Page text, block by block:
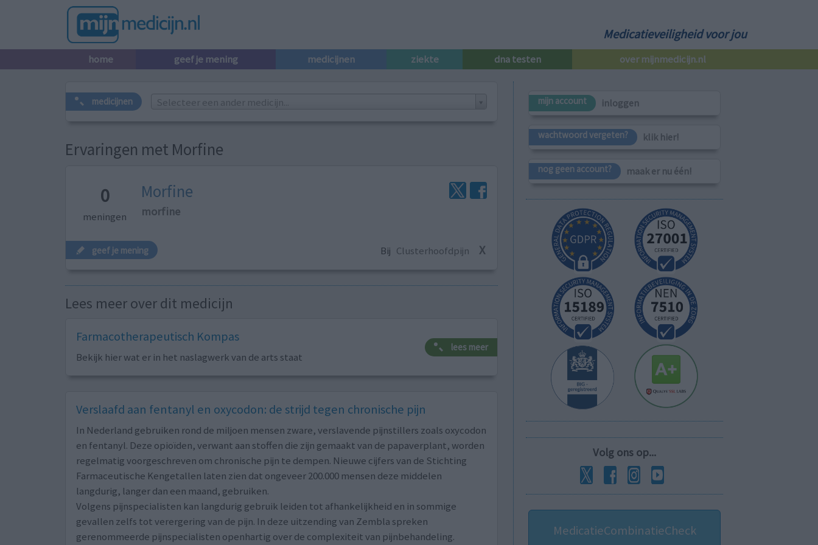
Medicatieveiligheid voor jou
home geef je mening medicijnen ziekte dna testen over mijnmedicijn.nl
medicijnen Selecteer een ander medicijn...
Ervaringen met Morfine
0
meningen
Morfine
morfine
geef je mening Bij Clusterhoofdpijn X
Lees meer over dit medicijn
Farmacotherapeutisch Kompas
Bekijk hier wat er in het naslagwerk van de arts staat
lees meer
Verslaafd aan fentanyl en oxycodon: de strijd tegen chronische pijn
In Nederland gebruiken rond de miljoen mensen zware, verslavende pijnstillers zoals oxycodon
en fentanyl. Deze opioïden, verwant aan stoffen die zijn gemaakt van de papaverplant, worden
regelmatig voorgeschreven om chronische pijn te dempen. Nieuwe cijfers van de Stichting
Farmaceutische Kengetallen laten zien dat ongeveer 200.000 mensen deze middelen
langdurig, langer dan een maand, gebruiken.
Volgens pijnspecialisten kan langdurig gebruik leiden tot afhankelijkheid en in sommige
gevallen zelfs tot verergering van de pijn. In deze uitzending van Zembla spreken
gerenommeerde pijnspecialisten openhartig over de complexiteit van pijnbehandeling.
mijn account inloggen
wachtwoord vergeten? klik hier!
nog geen account? maak er nu één!
Volg ons op...
MedicatieCombinatieCheck